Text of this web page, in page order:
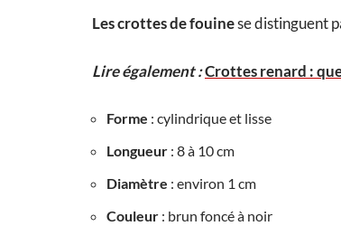
Les crottes de fouinese distinguent
Lire également :Crottes renard :
Forme : cylindrique et lisse
Longueur : 8 à 10 cm
Diamètre : environ 1 cm
Couleur : brun foncé à noir